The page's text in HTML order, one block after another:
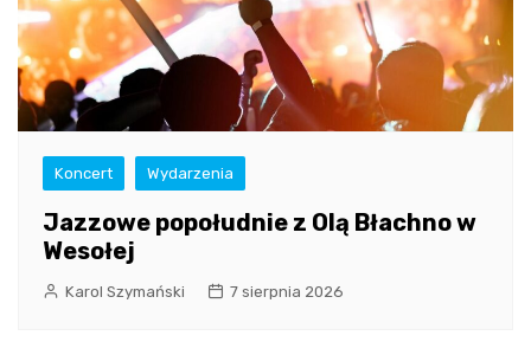
Koncert Wydarzenia
Jazzowe popołudnie z Olą Błachno w
Wesołej
Karol Szymański 7 sierpnia 2026